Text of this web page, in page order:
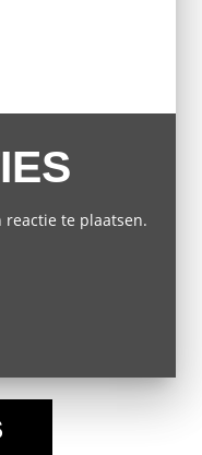
reactie te plaatsen.